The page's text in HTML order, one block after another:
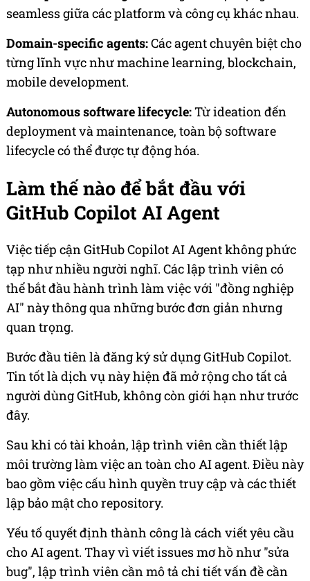
seamless giữa các platform và công cụ khác nhau.
Domain-specific agents:Các agent chuyên biệt cho
từng lĩnh vực như machine learning, blockchain,
mobile development.
Autonomous software lifecycle:Từ ideation đến
deployment và maintenance, toàn bộ software
lifecycle có thể được tự động hóa.
Làm thế nào để bắt đầu với
GitHub Copilot AI Agent
Việc tiếp cận GitHub Copilot AI Agent không phức
tạp như nhiều người nghĩ. Các lập trình viên có
thể bắt đầu hành trình làm việc với "đồng nghiệp
AI" này thông qua những bước đơn giản nhưng
quan trọng.
Bước đầu tiên là đăng ký sử dụng GitHub Copilot.
Tin tốt là dịch vụ này hiện đã mở rộng cho tất cả
người dùng GitHub, không còn giới hạn như trước
đây.
Sau khi có tài khoản, lập trình viên cần thiết lập
môi trường làm việc an toàn cho AI agent. Điều này
bao gồm việc cấu hình quyền truy cập và các thiết
lập bảo mật cho repository.
Yếu tố quyết định thành công là cách viết yêu cầu
cho AI agent. Thay vì viết issues mơ hồ như "sửa
bug", lập trình viên cần mô tả chi tiết vấn đề cần